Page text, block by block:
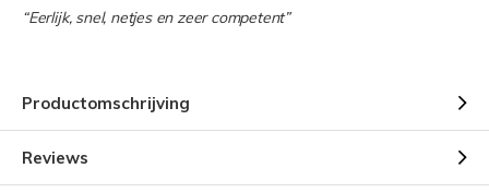
“Eerlijk, snel, netjes en zeer competent”
Productomschrijving
Reviews